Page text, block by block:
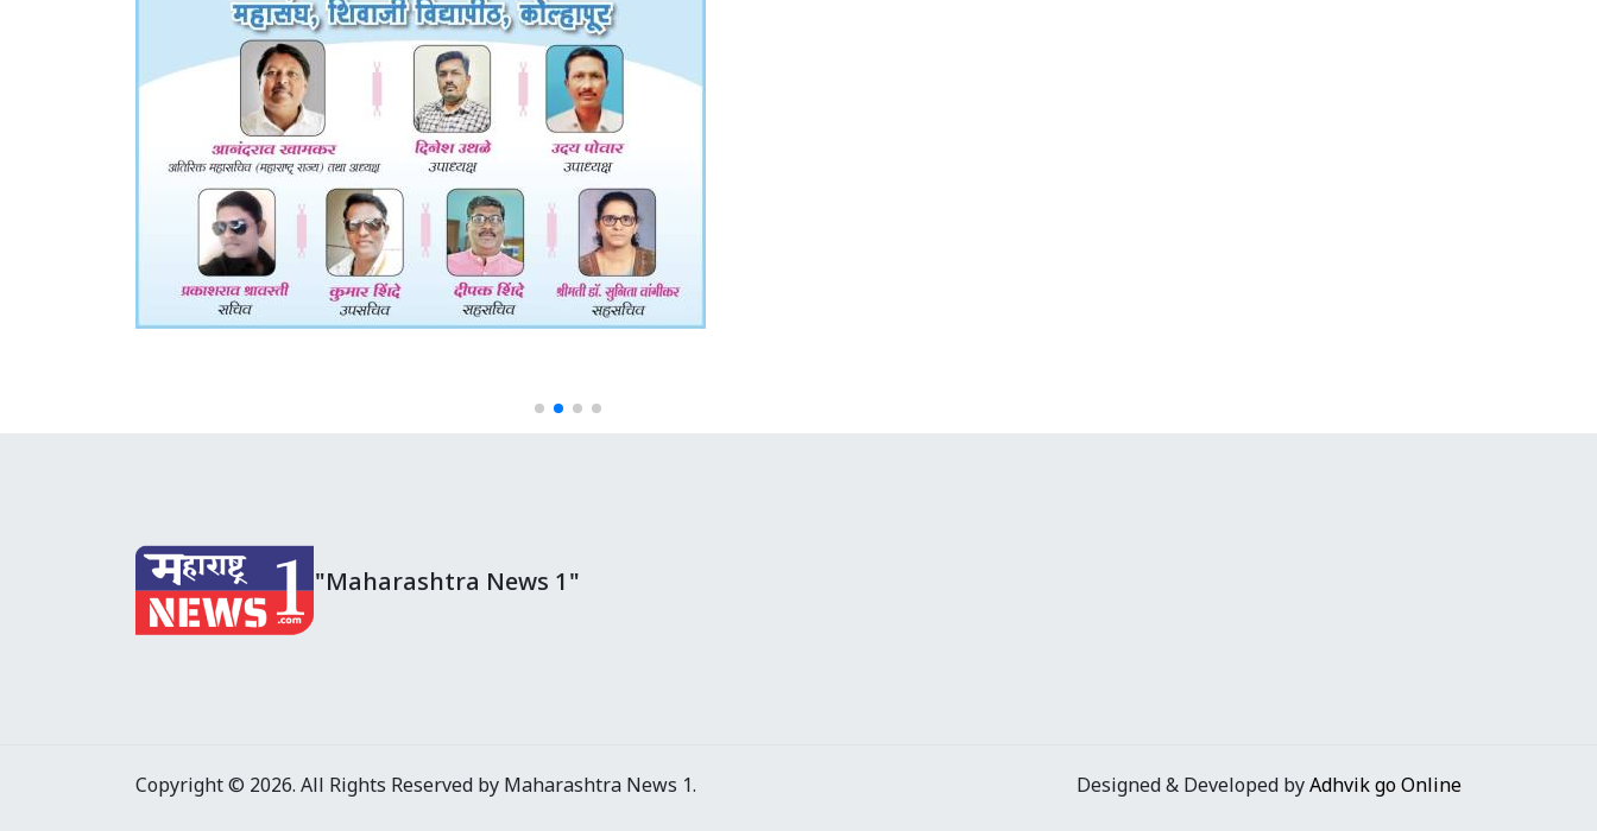
"Maharashtra News 1"
Copyright © 2026. All Rights Reserved by Maharashtra News 1. Designed & Developed byAdhvik go Online